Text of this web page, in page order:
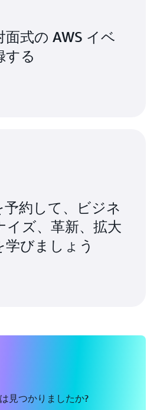
面式の AWS イベ
する
予約して、ビジネ
イズ、革新、拡大
びましょう
見つかりましたか?